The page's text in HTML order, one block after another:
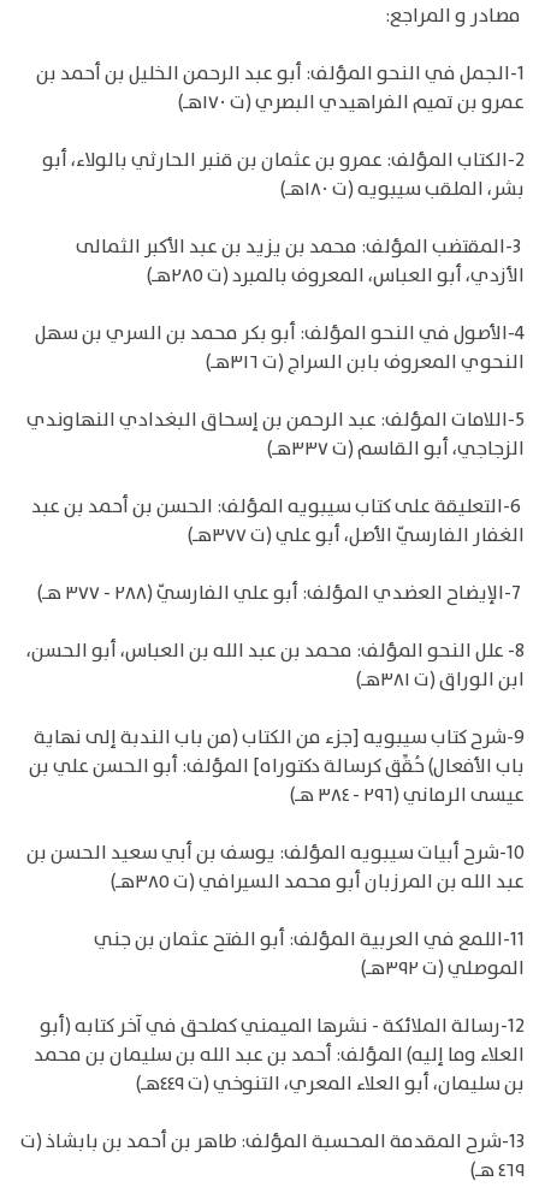
مصادر و المراجع:
1-الجمل في النحو المؤلف: أبو عبد الرحمن الخليل بن أحمد بن
عمرو بن تميم الفراهيدي البصري (ت ١٧٠هـ)
2-الكتاب المؤلف: عمرو بن عثمان بن قنبر الحارثي بالولاء، أبو
بشر، الملقب سيبويه (ت ١٨٠هـ)
3-المقتضب المؤلف: محمد بن يزيد بن عبد الأكبر الثمالى
الأزدي، أبو العباس، المعروف بالمبرد (ت ٢٨٥هـ)
4-الأصول في النحو المؤلف: أبو بكر محمد بن السري بن سهل
النحوي المعروف بابن السراج (ت ٣١٦هـ)
5-اللامات المؤلف: عبد الرحمن بن إسحاق البغدادي النهاوندي
الزجاجي، أبو القاسم (ت ٣٣٧هـ)
6-التعليقة على كتاب سيبويه المؤلف: الحسن بن أحمد بن عبد
الغفار الفارسيّ الأصل، أبو علي (ت ٣٧٧هـ)
8- علل النحو المؤلف: محمد بن عبد الله بن العباس، أبو الحسن،
ابن الوراق (ت ٣٨١هـ)
9-شرح كتاب سيبويه [جزء من الكتاب (من باب الندبة إلى نهاية
باب الأفعال) حُقِّق كرسالة دكتوراه] المؤلف: أبو الحسن علي بن
عيسى الرماني (٢٩٦ - ٣٨٤ هـ)
10-شرح أبيات سيبويه المؤلف: يوسف بن أبي سعيد الحسن بن
عبد الله بن المرزبان أبو محمد السيرافي (ت ٣٨٥هـ)
11-اللمع في العربية المؤلف: أبو الفتح عثمان بن جني
الموصلي (ت ٣٩٢هـ)
12-رسالة الملائكة - نشرها الميمني كملحق في آخر كتابه (أبو
العلاء وما إليه) المؤلف: أحمد بن عبد الله بن سليمان بن محمد
بن سليمان، أبو العلاء المعري، التنوخي (ت ٤٤٩هـ)
13-شرح المقدمة المحسبة المؤلف: طاهر بن أحمد بن بابشاذ (ت
٤٦٩ هـ)